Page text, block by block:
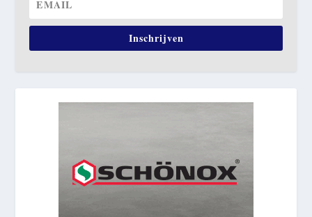
Inschrijven